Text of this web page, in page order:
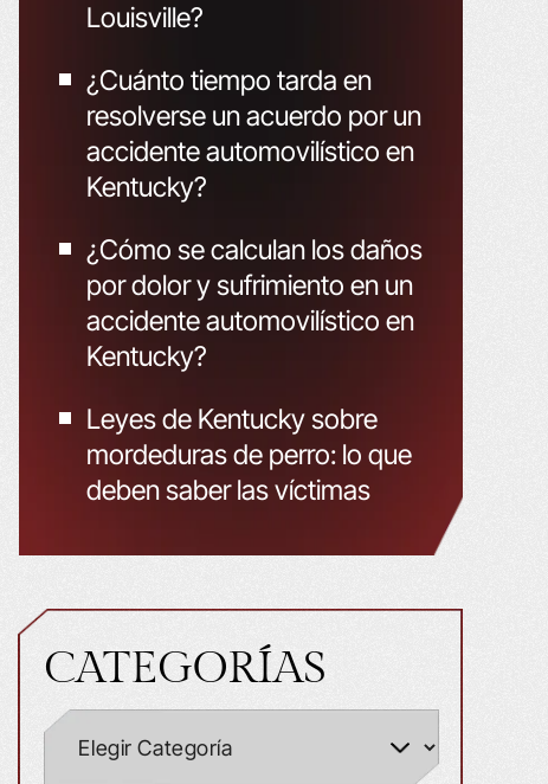
Louisville?
¿Cuánto tiempo tarda en
resolverse un acuerdo por un
accidente automovilístico en
Kentucky?
¿Cómo se calculan los daños
por dolor y sufrimiento en un
accidente automovilístico en
Kentucky?
Leyes de Kentucky sobre
mordeduras de perro: lo que
deben saber las víctimas
CATEGORÍAS